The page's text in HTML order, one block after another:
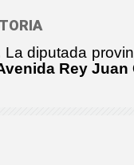
La diputada
Rey Juan